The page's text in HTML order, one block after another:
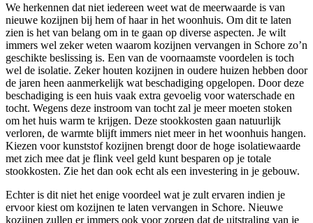
We herkennen dat niet iedereen weet wat de meerwaarde is van
nieuwe kozijnen bij hem of haar in het woonhuis. Om dit te laten
zien is het van belang om in te gaan op diverse aspecten. Je wilt
immers wel zeker weten waarom kozijnen vervangen in Schore zo’n
geschikte beslissing is. Een van de voornaamste voordelen is toch
wel de isolatie. Zeker houten kozijnen in oudere huizen hebben door
de jaren heen aanmerkelijk wat beschadiging opgelopen. Door deze
beschadiging is een huis vaak extra gevoelig voor waterschade en
tocht. Wegens deze instroom van tocht zal je meer moeten stoken
om het huis warm te krijgen. Deze stookkosten gaan natuurlijk
verloren, de warmte blijft immers niet meer in het woonhuis hangen.
Kiezen voor kunststof kozijnen brengt door de hoge isolatiewaarde
met zich mee dat je flink veel geld kunt besparen op je totale
stookkosten. Zie het dan ook echt als een investering in je gebouw.
Echter is dit niet het enige voordeel wat je zult ervaren indien je
ervoor kiest om kozijnen te laten vervangen in Schore. Nieuwe
kozijnen zullen er immers ook voor zorgen dat de uitstraling van je